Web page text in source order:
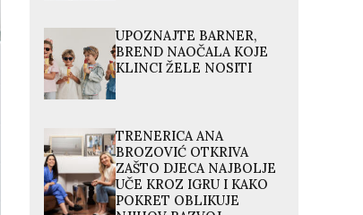
UPOZNAJTE BARNER,
BREND NAOČALA KOJE
KLINCI ŽELE NOSITI
TRENERICA ANA
BROZOVIĆ OTKRIVA
ZAŠTO DJECA NAJBOLJE
UČE KROZ IGRU I KAKO
POKRET OBLIKUJE